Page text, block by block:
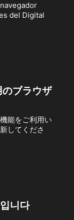
del Digital
ブラウザ
能をご利用い
してくださ
니다